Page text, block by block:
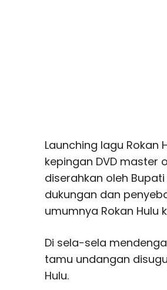
Launching lagu
kepingan DVD master
diserahkan oleh
dukungan dan
umumnya Rokan Hulu
Di sela-sela
tamu undangan
Hulu.